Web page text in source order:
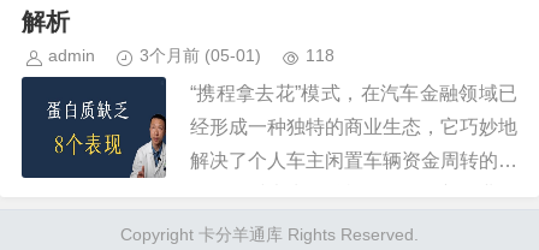
解析
admin 3个月前 (05-01) 118
“携程拿去花”模式，在汽车金融领域已
经形成一种独特的商业生态，它巧妙地
解决了个人车主闲置车辆资金周转的问
增长点。然而，围绕着“携程拿去花”的
Copyright 卡分羊通库 Rights Reserved.